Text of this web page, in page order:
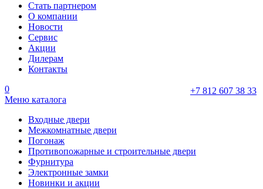
Стать партнером
О компании
Новости
Сервис
Акции
Дилерам
Контакты
+7 812 607 38 33
0
Меню каталога
Входные двери
Межкомнатные двери
Погонаж
Противопожарные и строительные двери
Фурнитура
Электронные замки
Новинки и акции